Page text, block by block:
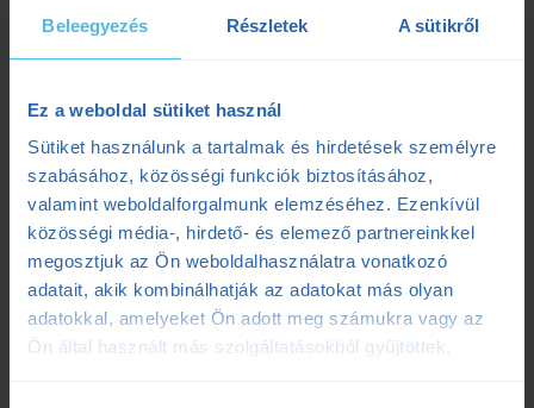
Beleegyezés Részletek A sütikről
Ez a weboldal sütiket használ
Sütiket használunk a tartalmak és hirdetések személyre
szabásához, közösségi funkciók biztosításához,
valamint weboldalforgalmunk elemzéséhez. Ezenkívül
közösségi média-, hirdető- és elemező partnereinkkel
megosztjuk az Ön weboldalhasználatra vonatkozó
adatait, akik kombinálhatják az adatokat más olyan
adatokkal, amelyeket Ön adott meg számukra vagy az
Ön által használt más szolgáltatásokból gyűjtöttek.
Edzőink árgus szemekkel figyelték futóink technikáját
A pénteki nap a lejtőzés jegyében kezdődött.
Technikai feladatokkal és az emelkedős edzéshez
hasonlóanhibajavítássalés ahelyes technika
gyakoroltatásávalteltek a délelőtti órák.